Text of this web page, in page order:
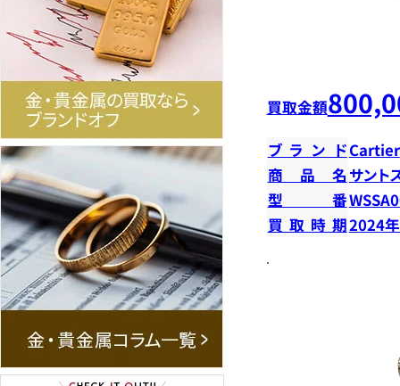
買取金額
ブランドCartier
商品名 サント
型番
買取時期2024